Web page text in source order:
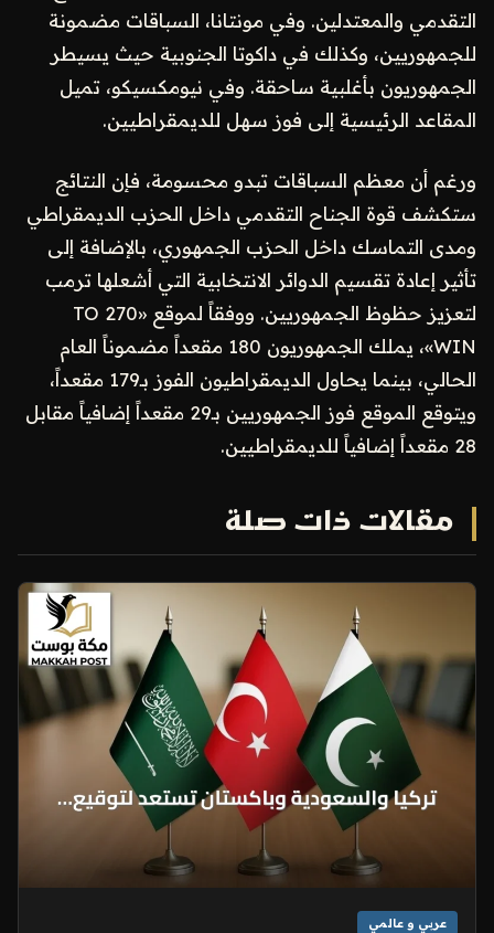
التقدمي والمعتدلين. وفي مونتانا، السباقات مضمونة
للجمهوريين، وكذلك في داكوتا الجنوبية حيث يسيطر
الجمهوريون بأغلبية ساحقة. وفي نيومكسيكو، تميل
المقاعد الرئيسية إلى فوز سهل للديمقراطيين.
ورغم أن معظم السباقات تبدو محسومة، فإن النتائج
ستكشف قوة الجناح التقدمي داخل الحزب الديمقراطي
ومدى التماسك داخل الحزب الجمهوري، بالإضافة إلى
تأثير إعادة تقسيم الدوائر الانتخابية التي أشعلها ترمب
لتعزيز حظوظ الجمهوريين. ووفقاً لموقع «270 TO
WIN»، يملك الجمهوريون 180 مقعداً مضموناً العام
الحالي، بينما يحاول الديمقراطيون الفوز بـ179 مقعداً،
ويتوقع الموقع فوز الجمهوريين بـ29 مقعداً إضافياً مقابل
28 مقعداً إضافياً للديمقراطيين.
مقالات ذات صلة
عربي و عالمي